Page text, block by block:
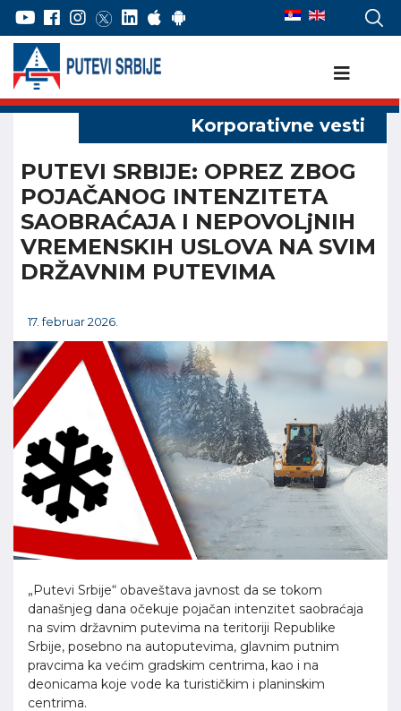
PUTEVI SRBIJE: OPREZ ZBOG
POJAČANOG INTENZITETA
SAOBRAĆAJA I NEPOVOLjNIH
VREMENSKIH USLOVA NA SVIM
DRŽAVNIM PUTEVIMA
17. februar 2026.
„Putevi Srbije“ obaveštava javnost da se tokom
današnjeg dana očekuje pojačan intenzitet saobraćaja
na svim državnim putevima na teritoriji Republike
Srbije, posebno na autoputevima, glavnim putnim
pravcima ka većim gradskim centrima, kao i na
deonicama koje vode ka turističkim i planinskim
centrima.